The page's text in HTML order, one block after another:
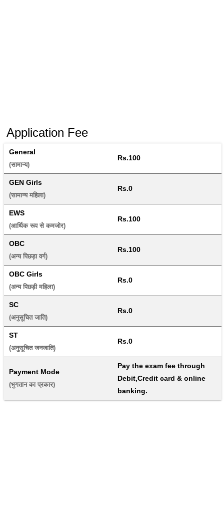
Application Fee
General
(सामान्य)
Rs.100
GEN Girls
(सामान्य महिला)
Rs.0
EWS
(आर्थिक रूप से कमजोर)
Rs.100
OBC
(अन्य पिछड़ा वर्ग)
Rs.100
OBC Girls
(अन्य पिछड़ी महिला)
Rs.0
SC
(अनुसूचित जाति)
Rs.0
ST
(अनुसूचित जनजाति)
Rs.0
Payment Mode
(भुगतान का प्रकार)
Pay the exam fee through
Debit,Credit card & online
banking.